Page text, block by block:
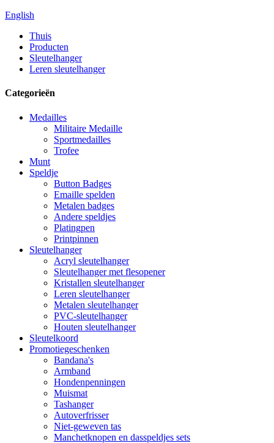
English
Thuis
Producten
Sleutelhanger
Leren sleutelhanger
Categorieën
Medailles
Militaire Medaille
Sportmedailles
Trofee
Munt
Speldje
Button Badges
Emaille spelden
Metalen badges
Andere speldjes
Platingpen
Printpinnen
Sleutelhanger
Acryl sleutelhanger
Sleutelhanger met flesopener
Kristallen sleutelhanger
Leren sleutelhanger
Metalen sleutelhanger
PVC-sleutelhanger
Houten sleutelhanger
Sleutelkoord
Promotiegeschenken
Bandana's
Armband
Hondenpenningen
Muismat
Tashanger
Autoverfrisser
Niet-geweven tas
Manchetknopen en dasspeldjes sets